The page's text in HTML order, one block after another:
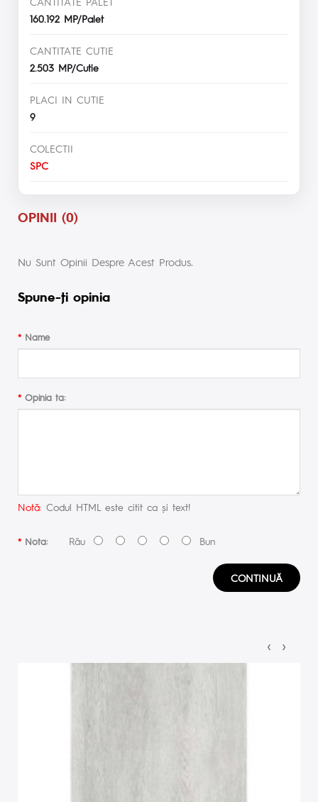
160.192 MP/Palet
CANTITATE CUTIE
2.503 MP/Cutie
PLACI IN CUTIE
9
COLECTII
SPC
OPINII (0)
Nu Sunt Opinii Despre Acest Produs.
Spune-ţi opinia
Name
Opinia ta:
Notă: Codul HTML este citit ca şi text!
Nota:Rău Bun
CONTINUĂ
‹ ›